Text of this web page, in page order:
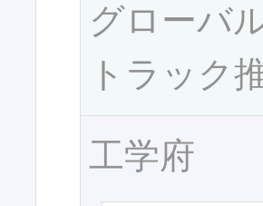
グローバ
トラック
工学府